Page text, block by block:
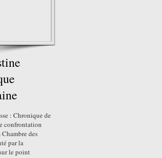
: Chronique de
confrontation
des
par la
le point